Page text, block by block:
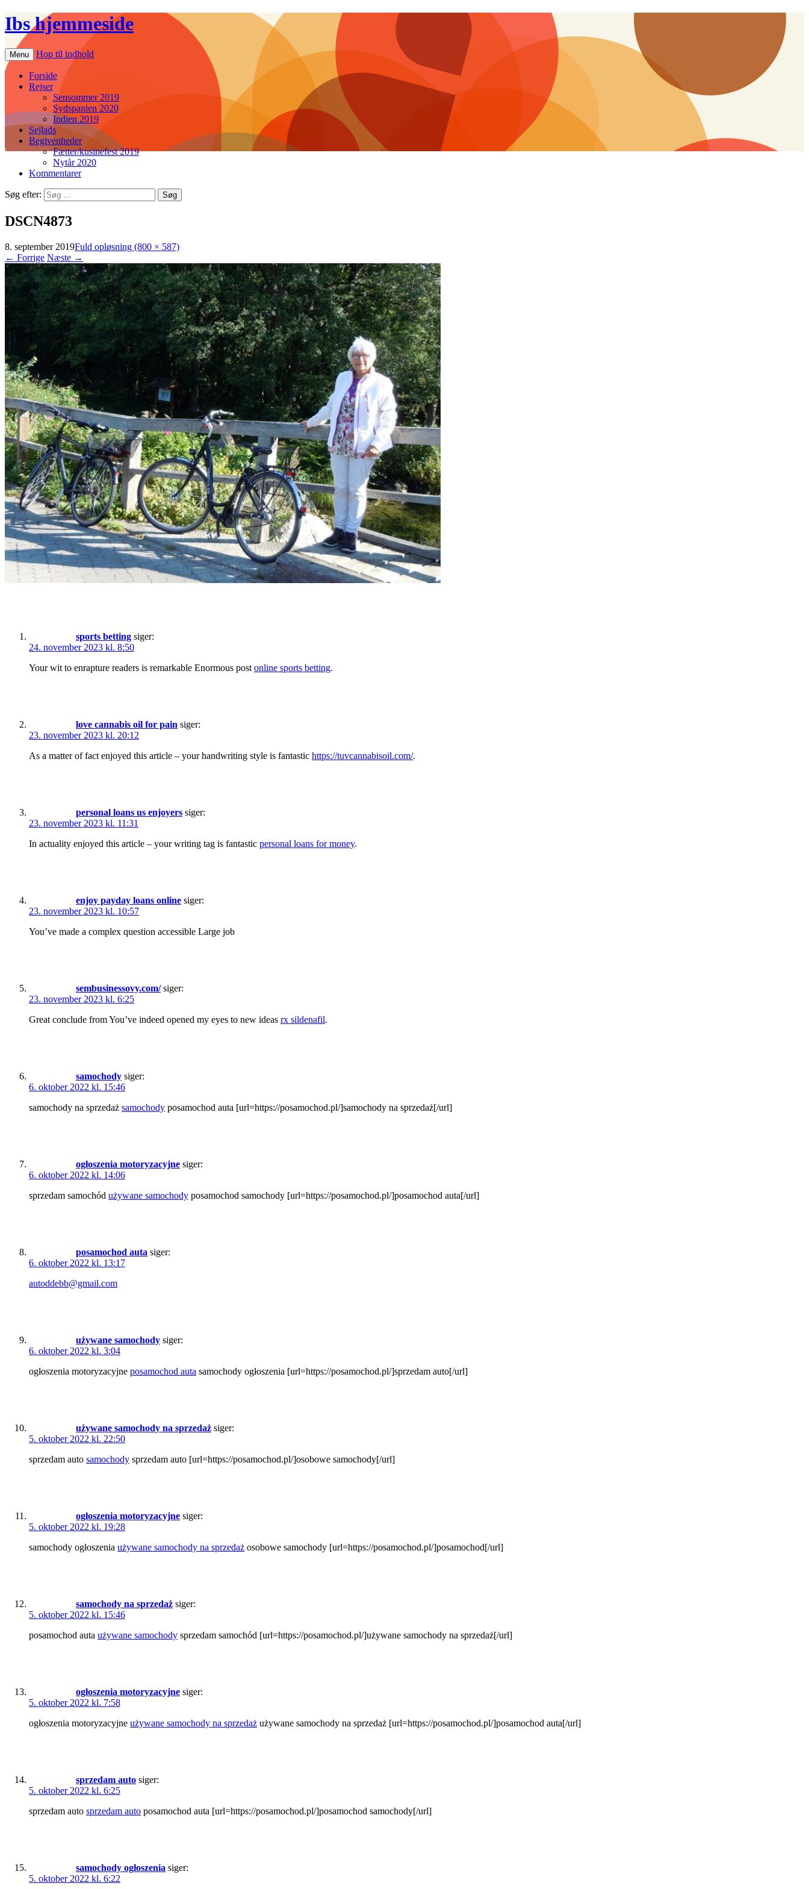
Ibs hjemmeside
Menu Hop til indhold
Forside
Rejser
Sensommer 2019
Sydspanien 2020
Indien 2019
Sejlads
Begivenheder
Fætter/kusinefest 2019
Nytår 2020
Kommentarer
Søg efter:
DSCN4873
8. september 2019Fuld opløsning (800 × 587)
← Forrige Næste →
sports betting siger:
24. november 2023 kl. 8:50
Your wit to enrapture readers is remarkable Enormous post online sports betting.
love cannabis oil for pain siger:
23. november 2023 kl. 20:12
As a matter of fact enjoyed this article – your handwriting style is fantastic https://tuvcannabisoil.com/.
personal loans us enjoyers siger:
23. november 2023 kl. 11:31
In actuality enjoyed this article – your writing tag is fantastic personal loans for money.
enjoy payday loans online siger:
23. november 2023 kl. 10:57
You’ve made a complex question accessible Large job
sembusinessovy.com/ siger:
23. november 2023 kl. 6:25
Great conclude from You’ve indeed opened my eyes to new ideas rx sildenafil.
samochody siger:
6. oktober 2022 kl. 15:46
samochody na sprzedaż samochody posamochod auta [url=https://posamochod.pl/]samochody na sprzedaż[/url]
ogłoszenia motoryzacyjne siger:
6. oktober 2022 kl. 14:06
sprzedam samochód używane samochody posamochod samochody [url=https://posamochod.pl/]posamochod auta[/url]
posamochod auta siger:
6. oktober 2022 kl. 13:17
autoddebb@gmail.com
używane samochody siger:
6. oktober 2022 kl. 3:04
ogłoszenia motoryzacyjne posamochod auta samochody ogłoszenia [url=https://posamochod.pl/]sprzedam auto[/url]
używane samochody na sprzedaż siger:
5. oktober 2022 kl. 22:50
sprzedam auto samochody sprzedam auto [url=https://posamochod.pl/]osobowe samochody[/url]
ogłoszenia motoryzacyjne siger:
5. oktober 2022 kl. 19:28
samochody ogłoszenia używane samochody na sprzedaż osobowe samochody [url=https://posamochod.pl/]posamochod[/url]
samochody na sprzedaż siger:
5. oktober 2022 kl. 15:46
posamochod auta używane samochody sprzedam samochód [url=https://posamochod.pl/]używane samochody na sprzedaż[/url]
ogłoszenia motoryzacyjne siger:
5. oktober 2022 kl. 7:58
ogłoszenia motoryzacyjne używane samochody na sprzedaż używane samochody na sprzedaż [url=https://posamochod.pl/]posamochod auta[/url]
sprzedam auto siger:
5. oktober 2022 kl. 6:25
sprzedam auto sprzedam auto posamochod auta [url=https://posamochod.pl/]posamochod samochody[/url]
samochody ogłoszenia siger:
5. oktober 2022 kl. 6:22